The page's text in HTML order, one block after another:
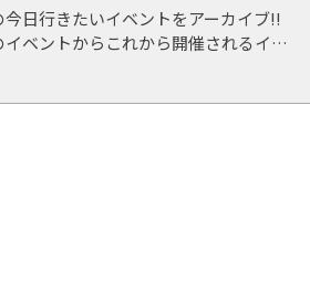
今日行きたいイベントをアーカイブ!!
イベントからこれから開催されるイベ